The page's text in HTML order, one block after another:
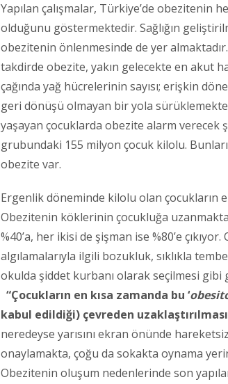
Yapılan çalışmalar, Türkiye’de
olduğunu göstermektedir. Sağlığın
obezitenin önlenmesinde de yer
takdirde obezite, yakın gelecekte en akut
çağında yağ hücrelerinin sayısı; erişkin
geri dönüşü olmayan bir yola
yaşayan çocuklarda obezite alarm verecek
grubundaki 155 milyon çocuk kilolu.
obezite var.
Ergenlik döneminde kilolu olan çocukların
Obezitenin köklerinin çocukluğa
%40’a, her ikisi de şişman ise %80’e
algılamalarıyla ilgili bozukluk, sıklıkla
okulda şiddet kurbanı olarak seçilmesi
“Çocukların en kısa zamanda bu ‘
kabul edildiği) çevreden
neredeyse yarısını ekran önünde
onaylamakta, çoğu da sokakta oynama
Obezitenin oluşum nedenlerinde son yapılan